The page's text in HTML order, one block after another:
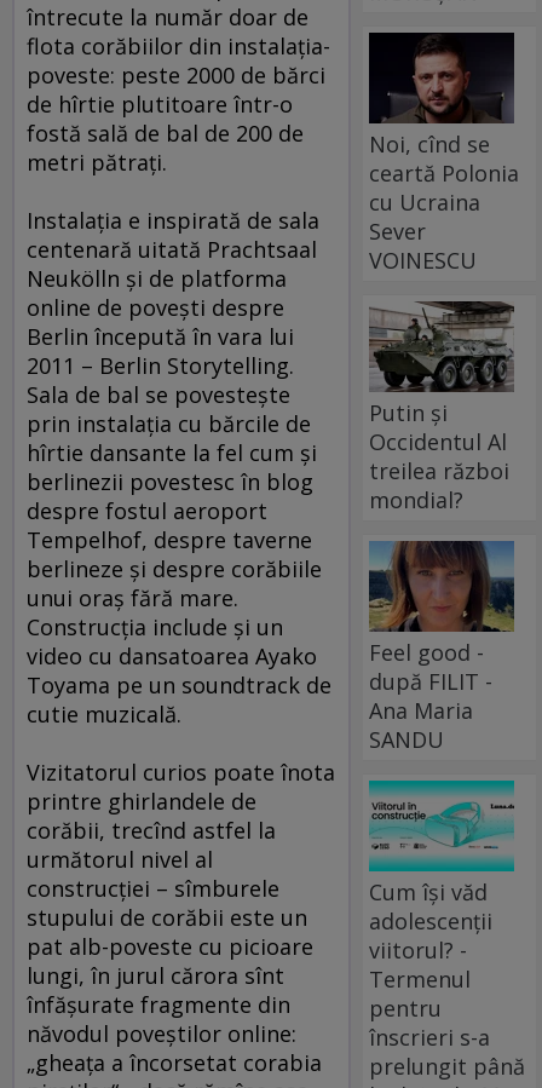
întrecute la număr doar de
flota corăbiilor din instalaţia-
poveste: peste 2000 de bărci
de hîrtie plutitoare într-o
fostă sală de bal de 200 de
metri pătraţi.
Instalaţia e inspirată de sala
centenară uitată Prachtsaal
Neukölln şi de platforma
online de poveşti despre
Berlin începută în vara lui
2011 – Berlin Storytelling.
Sala de bal se povesteşte
prin instalaţia cu bărcile de
hîrtie dansante la fel cum şi
berlinezii povestesc în blog
despre fostul aeroport
Tempelhof, despre taverne
berlineze şi despre corăbiile
unui oraş fără mare.
Construcţia include şi un
video cu dansatoarea Ayako
Toyama pe un soundtrack de
cutie muzicală.
Vizitatorul curios poate înota
printre ghirlandele de
corăbii, trecînd astfel la
următorul nivel al
construcţiei – sîmburele
stupului de corăbii este un
pat alb-poveste cu picioare
lungi, în jurul cărora sînt
înfăşurate fragmente din
năvodul poveştilor online:
„gheaţa a încorsetat corabia
Noi, cînd se
ceartă Polonia
cu Ucraina
Sever
VOINESCU
Putin și
Occidentul Al
treilea război
mondial?
Feel good -
după FILIT -
Ana Maria
SANDU
Cum își văd
adolescenții
viitorul? -
Termenul
pentru
înscrieri s-a
prelungit până